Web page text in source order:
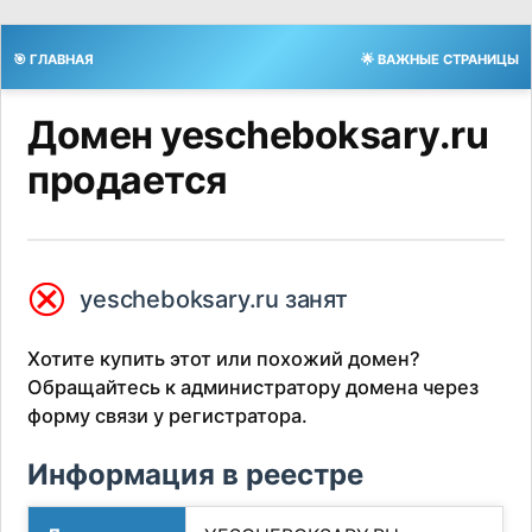
🎯 ГЛАВНАЯ 🌟 ВАЖНЫЕ СТРАНИЦЫ
Домен yescheboksary.ru
продается
⮿ yescheboksary.ru занят
Хотите купить этот или похожий домен?
Обращайтесь к администратору домена через
форму связи у регистратора.
Информация в реестре